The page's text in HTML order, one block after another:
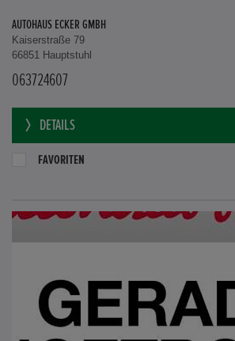
AUTOHAUS ECKER GMBH
Kaiserstraße 79
66851 Hauptstuhl
063724607
DETAILS
FAVORITEN